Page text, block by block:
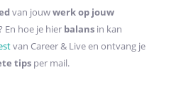
van jouwwerk op jouw
En hoe je hier balans in kan
van Career & Live en ontvang je
tips per mail.